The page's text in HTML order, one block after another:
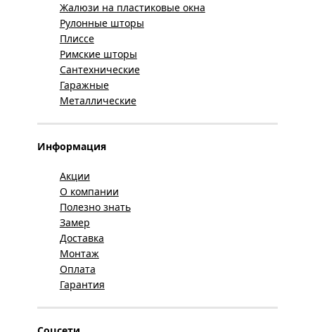
Жалюзи на пластиковые окна
Рулонные шторы
Плиссе
Римские шторы
Сантехнические
Гаражные
Металлические
Информация
Акции
О компании
Полезно знать
Замер
Доставка
Монтаж
Оплата
Гарантия